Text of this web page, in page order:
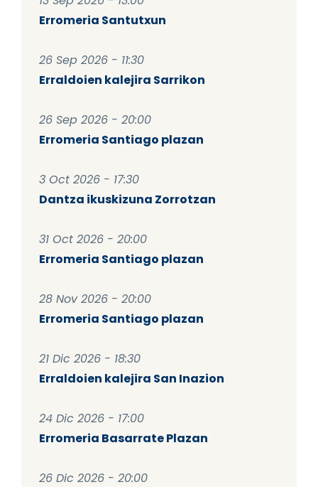
Erromeria Santutxun
26 Sep 2026 - 11:30
Erraldoien kalejira Sarrikon
26 Sep 2026 - 20:00
Erromeria Santiago plazan
3 Oct 2026 - 17:30
Dantza ikuskizuna Zorrotzan
31 Oct 2026 - 20:00
Erromeria Santiago plazan
28 Nov 2026 - 20:00
Erromeria Santiago plazan
21 Dic 2026 - 18:30
Erraldoien kalejira San Inazion
24 Dic 2026 - 17:00
Erromeria Basarrate Plazan
26 Dic 2026 - 20:00